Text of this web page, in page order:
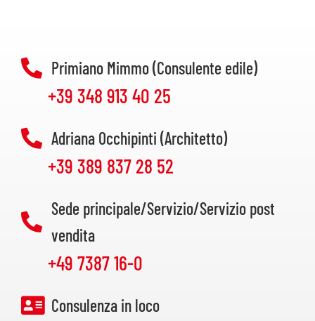
Primiano Mimmo (Consulente edile)
+39 348 913 40 25
Adriana Occhipinti (Architetto)
+39 389 837 28 52
Sede principale/Servizio/Servizio post
vendita
+49 7387 16-0
Consulenza in loco